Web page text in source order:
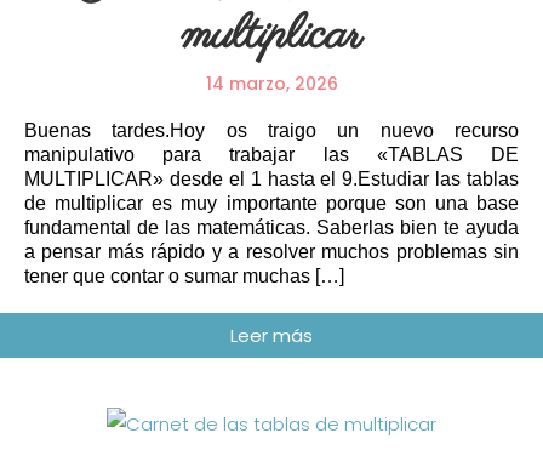
multiplicar
14 marzo, 2026
Buenas tardes.Hoy os traigo un nuevo recurso
manipulativo para trabajar las «TABLAS DE
MULTIPLICAR» desde el 1 hasta el 9.Estudiar las tablas
de multiplicar es muy importante porque son una base
fundamental de las matemáticas. Saberlas bien te ayuda
a pensar más rápido y a resolver muchos problemas sin
tener que contar o sumar muchas […]